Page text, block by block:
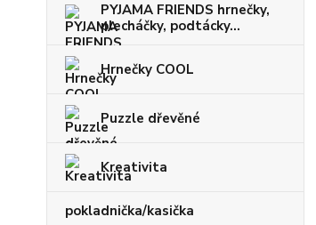
PYJAMA FRIENDS hrnečky,
plecháčky, podtácky...
Hrnečky COOL
Puzzle dřevěné
Kreativita
pokladnička/kasička